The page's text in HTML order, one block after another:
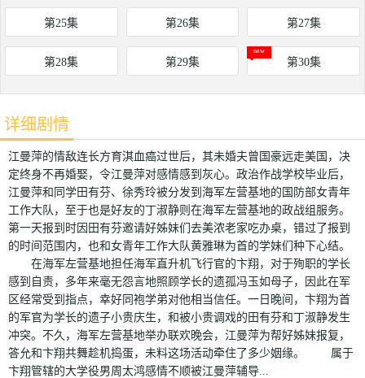
第25集 第26集 第27集
第28集 第29集 第30集
详细剧情
江曼萍的情敌连长方育淇血癌过世后，其未婚夫曾国豪远走美国，决
定终身不再婚娶，令江曼萍对感情感到灰心。政治作战学校毕业后，
江曼萍和同学田有芬、徐秀玲被分发到海军左营基地的国防部女青年
工作大队，至于也是好友的丁淑静则在海军左营基地的政战组服务。
第一天报到时因田有芬邀请好姊妹们去美浓老家吃办桌，错过了报到
的时间范围内，也和女青年工作大队黄雅琳为首的学妹们种下心结。
在海军左营基地担任海军直升机飞行官的卞翔，对于殉职的学长
感到自责，多年来毫无怨言地照顾学长的遗孤冯玉如母子，因此在军
区经常受到指点，幸好同袍学弟对他相当信任。一日晚间，卞翔为首
的军官为学长的遗子小贵庆生，和被小贵调戏的田有芬和丁淑静发生
冲突。不久，海军左营基地举办联欢晚会，江曼萍为帮好姊妹报复，
答允和卞翔共舞趁机捣蛋，未料这场活动牵住了多少姻缘。 属于
卞翔管辖的大学役男周太鸿感情不顺被江曼萍辅导...